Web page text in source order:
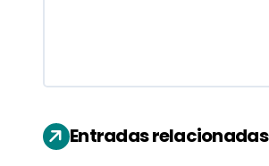
a
i
Entradas relacionadas